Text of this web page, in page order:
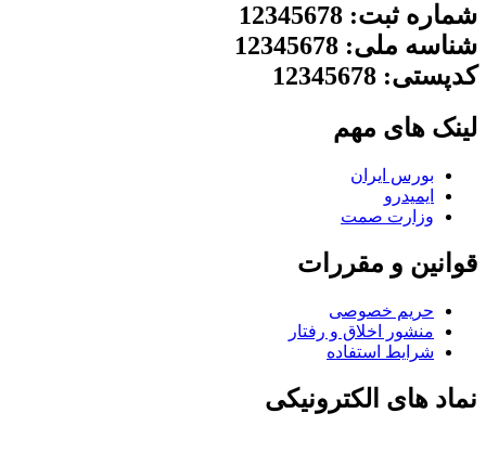
شماره ثبت: 12345678
شناسه ملی: 12345678
کدپستی: 12345678
لینک های مهم
بورس ایران
ایمیدرو
وزارت صمت
قوانین و مقررات
حریم خصوصی
منشور اخلاق و رفتار
شرایط استفاده
نماد های الکترونیکی